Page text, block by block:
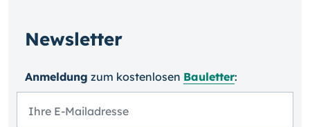
Newsletter
Anmeldung zum kosten­losen Bauletter: